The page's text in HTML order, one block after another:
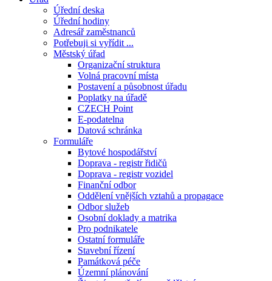
Úřední deska
Úřední hodiny
Adresář zaměstnanců
Potřebuji si vyřídit ...
Městský úřad
Organizační struktura
Volná pracovní místa
Postavení a působnost úřadu
Poplatky na úřadě
CZECH Point
E-podatelna
Datová schránka
Formuláře
Bytové hospodářství
Doprava - registr řidičů
Doprava - registr vozidel
Finanční odbor
Oddělení vnějších vztahů a propagace
Odbor služeb
Osobní doklady a matrika
Pro podnikatele
Ostatní formuláře
Stavební řízení
Památková péče
Územní plánování